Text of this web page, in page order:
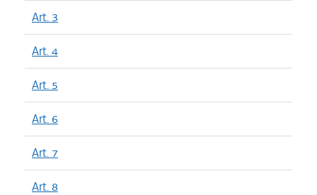
Art. 3
Art. 4
Art. 5
Art. 6
Art. 7
Art. 8